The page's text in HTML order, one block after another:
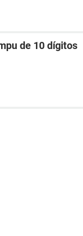
de 10 dígitos